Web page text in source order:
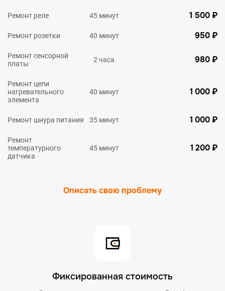
Ремонт реле 45 минут 1 500 ₽
Ремонт розетки 40 минут 950 ₽
Ремонт сенсорной
платы
2 часа 980 ₽
Ремонт цепи
нагревательного
элемента
40 минут 1 000 ₽
Ремонт шнура питания 35 минут 1 000 ₽
Ремонт
температурного
датчика
45 минут 1 200 ₽
Описать свою проблему
Фиксированная стоимость